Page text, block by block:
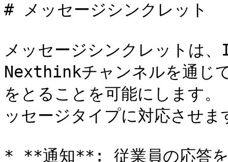
# メッセージシンクレット
メッセージシンクレットは
Nexthinkチャンネルを通じ
をとることを可能にします
ッセージタイプに対応させま
* **通知**: 従業員の応答を